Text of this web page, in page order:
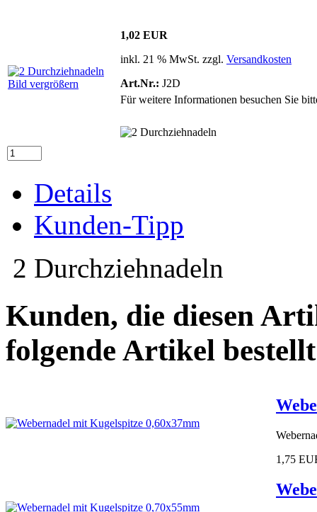
Bild vergrößern
1,02 EUR
inkl. 21 % MwSt. zzgl. Versandkosten
Art.Nr.: J2D
Für weitere Informationen besuchen Sie
Details
Kunden-Tipp
2 Durchziehnadeln
Kunden, die diesen
folgende Artikel
1,75